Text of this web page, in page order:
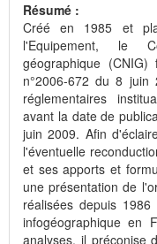
Résumé :
Créé en 1985 et
l'Equipement, le
géographique
n°2006-672 du 8 juin
réglementaires
avant la date de
juin 2009. Afin
l'éventuelle
et ses apports et
une présentation de
réalisées depuis
infogéographique en
analyses, il préconise